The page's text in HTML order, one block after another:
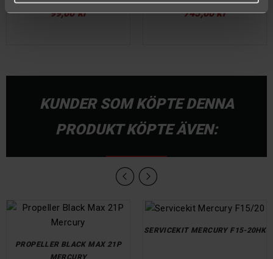
Pris
99,00 kr Pris
745,00 kr
KUNDER SOM KÖPTE DENNA
PRODUKT KÖPTE ÄVEN:
PROPELLER BLACK MAX 21P
SERVICEKIT MERCURY F15-20HK